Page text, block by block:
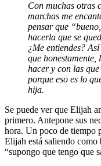
Con muchas otras
marchas me
pensar que
hacerla que se
¿Me entiendes?
que honestamente,
hacer y con las
porque eso es lo
hija.
Se puede ver que Elijah
primero. Antepone sus
hora. Un poco de tiempo
Elijah está saliendo como
“supongo que tengo que